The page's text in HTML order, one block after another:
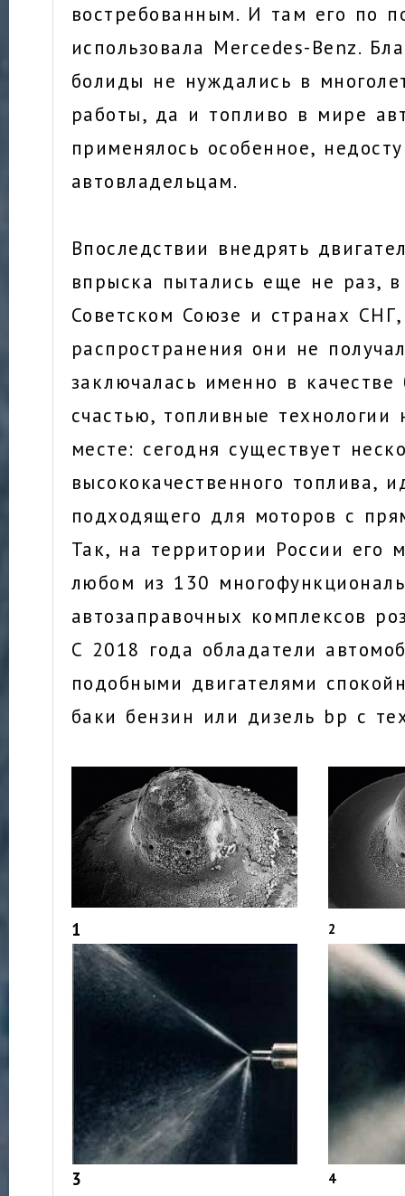
востребованным. И там его по
использовала Mercedes-Benz.
болиды не нуждались в
работы, да и топливо в мире
применялось особенное,
автовладельцам.
Впоследствии внедрять
впрыска пытались еще не раз,
Советском Союзе и странах
распространения они не
заключалась именно в качестве
счастью, топливные технологии
месте: сегодня существует
высококачественного топлива,
подходящего для моторов с
Так, на территории России его
любом из 130
автозаправочных комплексов
С 2018 года обладатели
подобными двигателями
баки бензин или дизель bp с
1 2
3 4